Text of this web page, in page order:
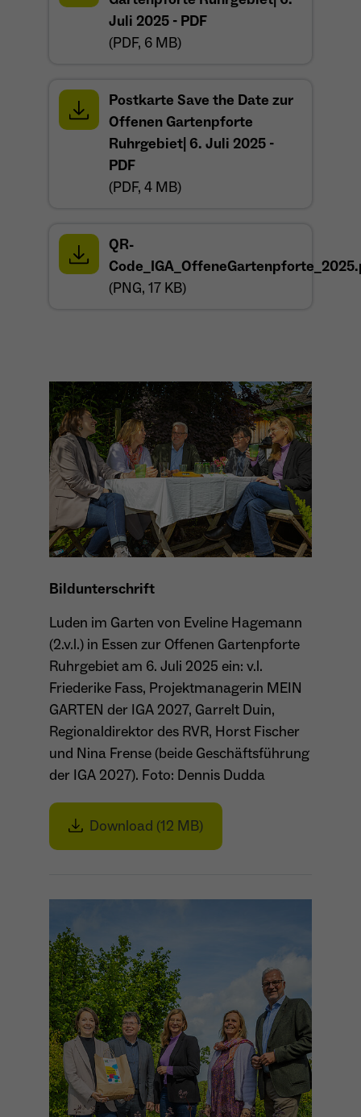
Juli 2025 - PDF
(PDF, 6 MB)
öffnet sich in einem neuen Tab
Postkarte Save the Date zur
Offenen Gartenpforte
Ruhrgebiet| 6. Juli 2025 -
PDF
(PDF, 4 MB)
öffnet sich in einem neuen Tab
QR-
(PNG, 17 KB)
öffnet sich in einem neuen Tab
Bildunterschrift
Luden im Garten von Eveline Hagemann
(2.v.l.) in Essen zur Offenen Gartenpforte
Ruhrgebiet am 6. Juli 2025 ein: v.l.
Friederike Fass, Projektmanagerin MEIN
GARTEN der IGA 2027, Garrelt Duin,
Regionaldirektor des RVR, Horst Fischer
und Nina Frense (beide Geschäftsführung
der IGA 2027). Foto: Dennis Dudda
Download (12 MB)